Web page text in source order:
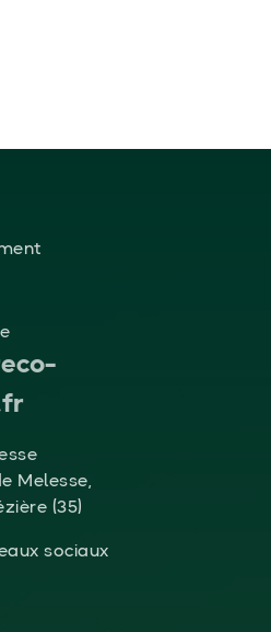
Melesse,
(35)
sociaux